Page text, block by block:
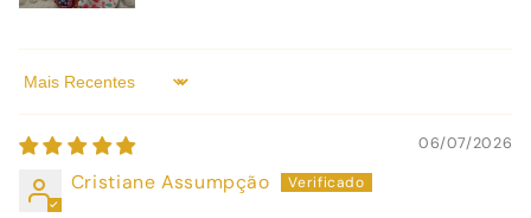
Sort by
06/07/2026
Cristiane Assumpção